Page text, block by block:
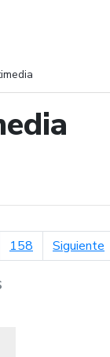
de búsqueda
158 Siguiente